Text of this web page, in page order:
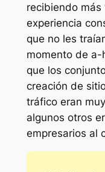
recibiendo más
experiencia
que no les
momento de
que los
creación de
tráfico eran
algunos otros
empresarios al